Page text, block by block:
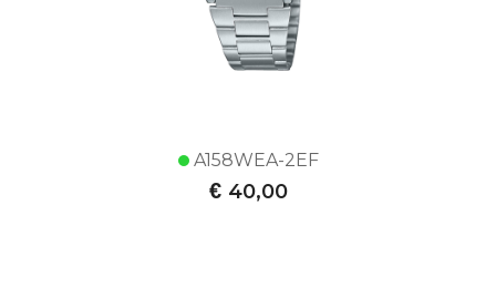
A158WEA-2EF
€ 40,00